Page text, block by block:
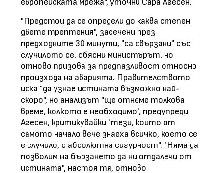
"Предстои да се определи до каква степен
двете трептения", засечени през
предходните 30 минути, "са свързани" със
случилото се, обясни министърът, но
отново призова за предпазливост относно
произхода на аварията. Правителството
иска "да узнае истината възможно най-
скоро", но анализът "ще отнеме толкова
време, колкото е необходимо", предупреди
Агесен, критикувайки "тези, които от
самото начало вече знаеха всичко, което се
е случило, с абсолютна сигурност". "Няма да
позволим на бързането да ни отдалечи от
истината", настоя тя, отново